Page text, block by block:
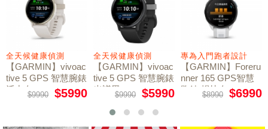
全天候健康偵測
【GARMIN】vivoac
tive 5 GPS 智慧腕錶
活力白
$9990 $5990
全天候健康偵測
【GARMIN】vivoac
tive 5 GPS 智慧腕錶
光譜黑
$9990 $5990
專為入門跑者設計
【GARMIN】Foreru
nner 165 GPS智慧
跑錶 暢快白
$8990 $6990